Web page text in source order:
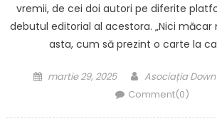
vremii, de cei doi autori pe diferite
debutul editorial al acestora. „Nici
asta, cum să prezint o carte la
Posted on
martie 29, 2025 Author
Asociația
Comment(0)